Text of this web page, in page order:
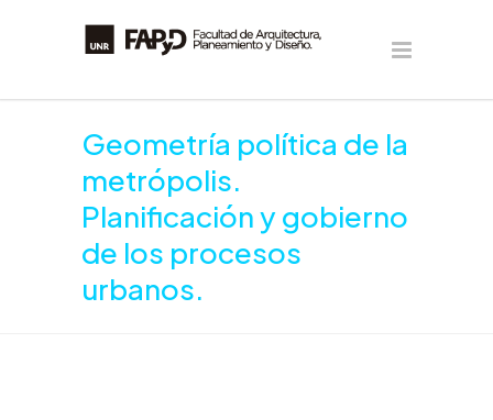
Geometría política de la
metrópolis.
Planificación y gobierno
de los procesos
urbanos.